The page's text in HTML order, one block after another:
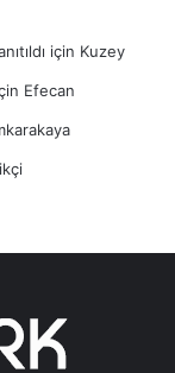
için Kuzey
Efecan